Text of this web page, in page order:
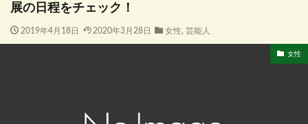
展の日程をチェック！
2019年4月18日 2020年3月28日 女性, 芸能人
女性